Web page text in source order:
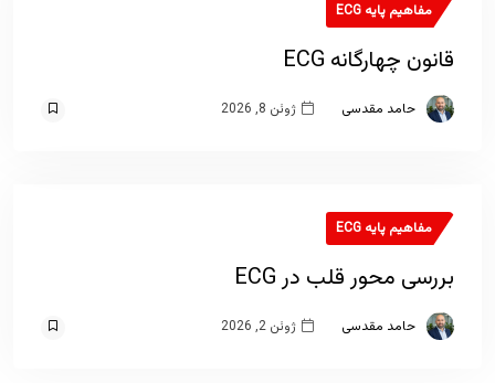
مفاهیم پایه ECG
قانون چهارگانه ECG
حامد مقدسی ژوئن 8, 2026
مفاهیم پایه ECG
بررسی محور قلب در ECG
حامد مقدسی ژوئن 2, 2026